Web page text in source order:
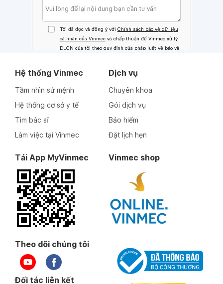
Hệ thống Vinmec
Tầm nhìn sứ mệnh
Hệ thống cơ sở y tế
Tìm bác sĩ
Làm việc tại Vinmec
Dịch vụ
Chuyên khoa
Gói dịch vụ
Bảo hiểm
Đặt lịch hẹn
Tải App MyVinmec Vinmec shop
Theo dõi chúng tôi
Đối tác liên kết